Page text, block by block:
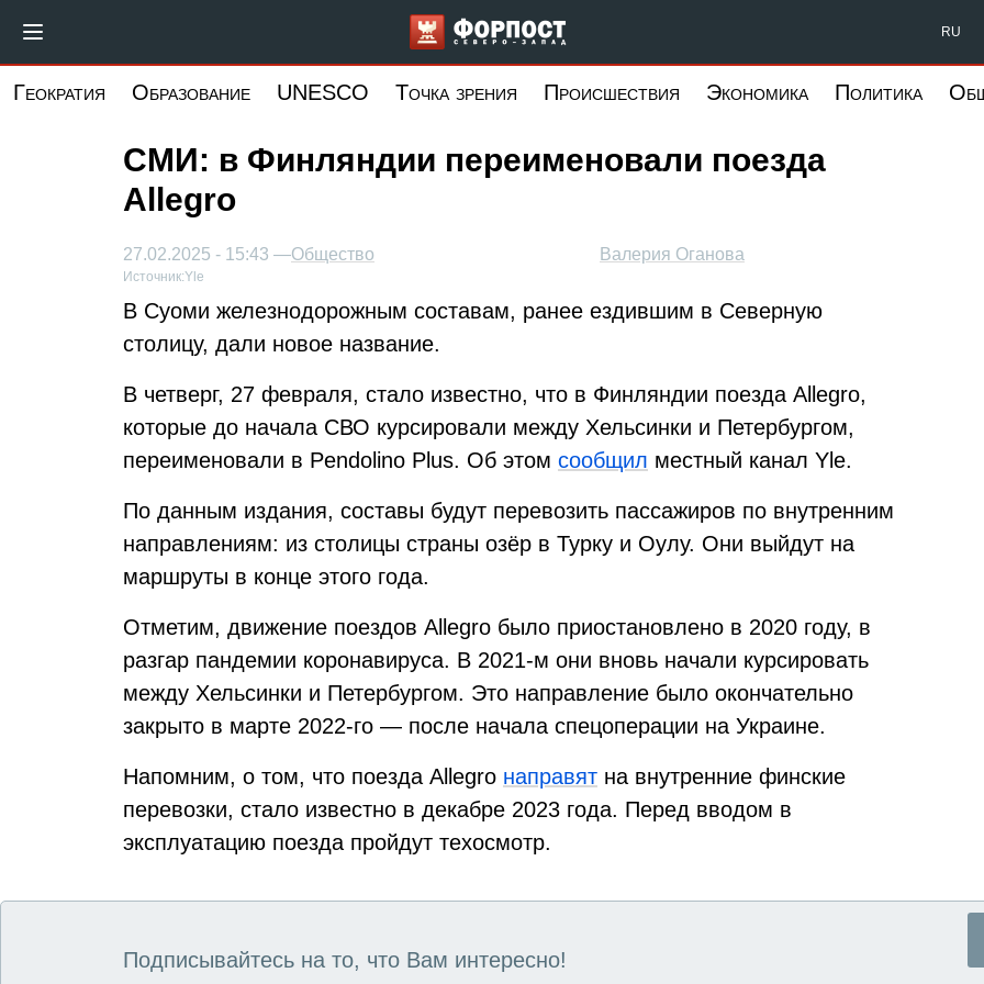
основному
Форпост Северо-Запад RU
Геократия Образование UNESCO Точка зрения Происшествия Экономика Политика
СМИ: в Финляндии переименовали поезда
Allegro
Валерия Оганова
27.02.2025 - 15:43 —Общество
Источник:Yle
В Суоми железнодорожным составам, ранее ездившим в Северную
столицу, дали новое название.
В четверг, 27 февраля, стало известно, что в Финляндии поезда Allegro,
которые до начала СВО курсировали между Хельсинки и Петербургом,
переименовали в Pendolino Plus. Об этом сообщил местный канал Yle.
По данным издания, составы будут перевозить пассажиров по внутренним
направлениям: из столицы страны озёр в Турку и Оулу. Они выйдут на
маршруты в конце этого года.
Отметим, движение поездов Allegro было приостановлено в 2020 году, в
разгар пандемии коронавируса. В 2021-м они вновь начали курсировать
между Хельсинки и Петербургом. Это направление было окончательно
закрыто в марте 2022-го — после начала спецоперации на Украине.
Напомним, о том, что поезда Allegro направят на внутренние финские
перевозки, стало известно в декабре 2023 года. Перед вводом в
эксплуатацию поезда пройдут техосмотр.
Подписывайтесь на то, что Вам интересно!